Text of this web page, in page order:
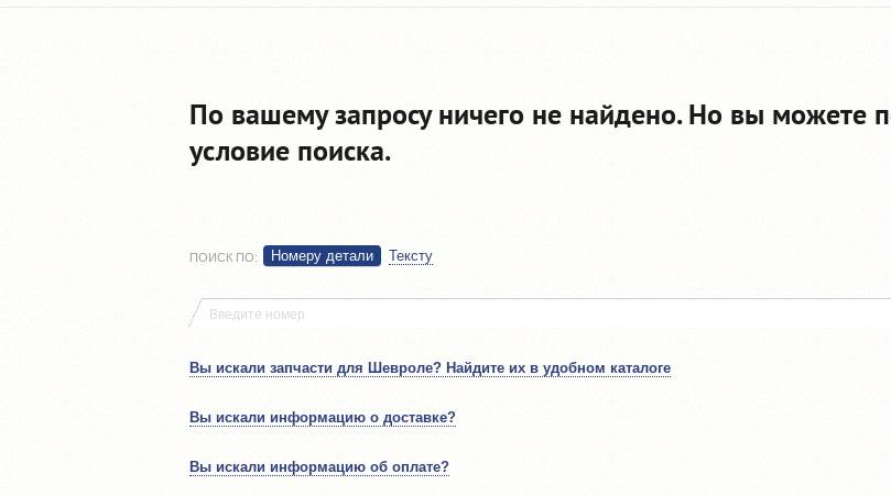
По вашему запросу ничего не найдено. Но вы можете
условие поиска.
ПОИСК ПО: Номеру детали Тексту
Вы искали запчасти для Шевроле? Найдите их в удобном каталоге
Вы искали информацию о доставке?
Вы искали информацию об оплате?